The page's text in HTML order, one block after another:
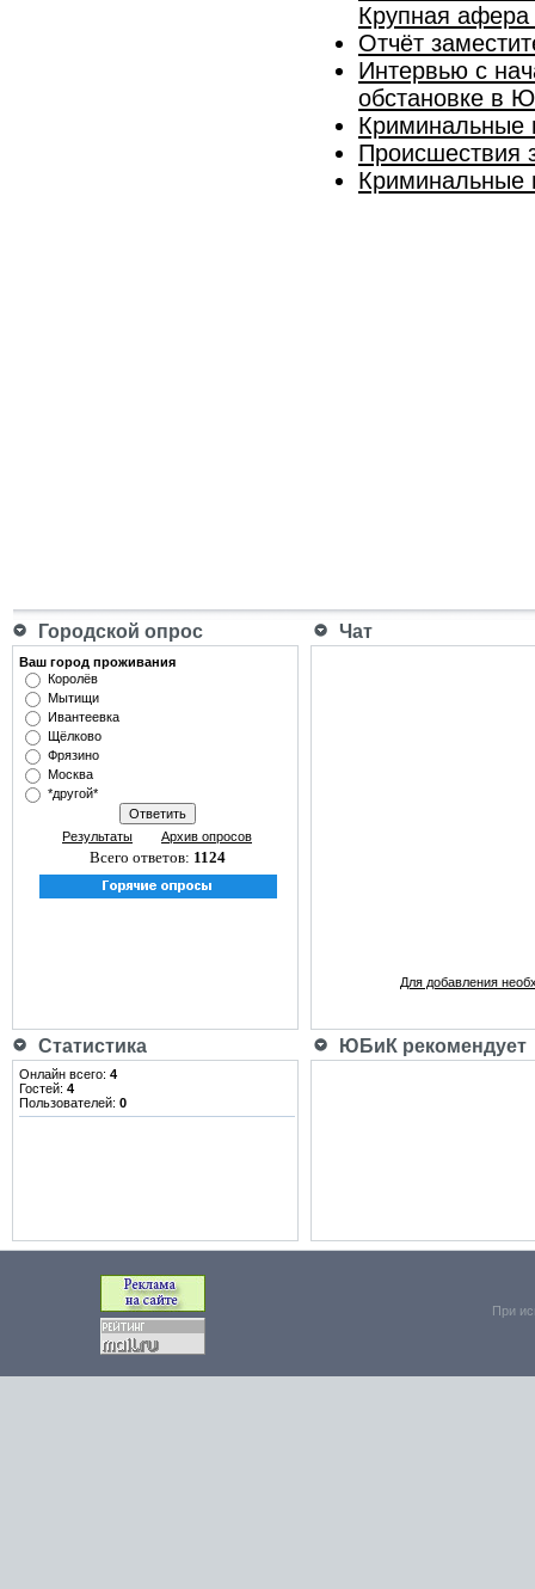
Крупная афера
Отчёт
Интервью с
обстановке в
Криминальные
Происшествия
Криминальные
Городской опрос Чат
Ваш город проживания
Королёв
Мытищи
Ивантеевка
Щёлково
Фрязино
Москва
*другой*
Результаты Архив опросов
Всего ответов: 1124
Для добавления
Статистика ЮБиК рекомендует
Онлайн всего: 4
Гостей: 4
Пользователей: 0
При